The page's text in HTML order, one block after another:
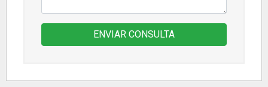
ENVIAR CONSULTA